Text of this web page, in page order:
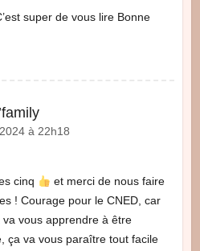
super de vous lire Bonne
à 22h18
cinq
et merci de nous faire
! Courage pour le CNED, car
vous apprendre à être
ça va vous paraître tout facile